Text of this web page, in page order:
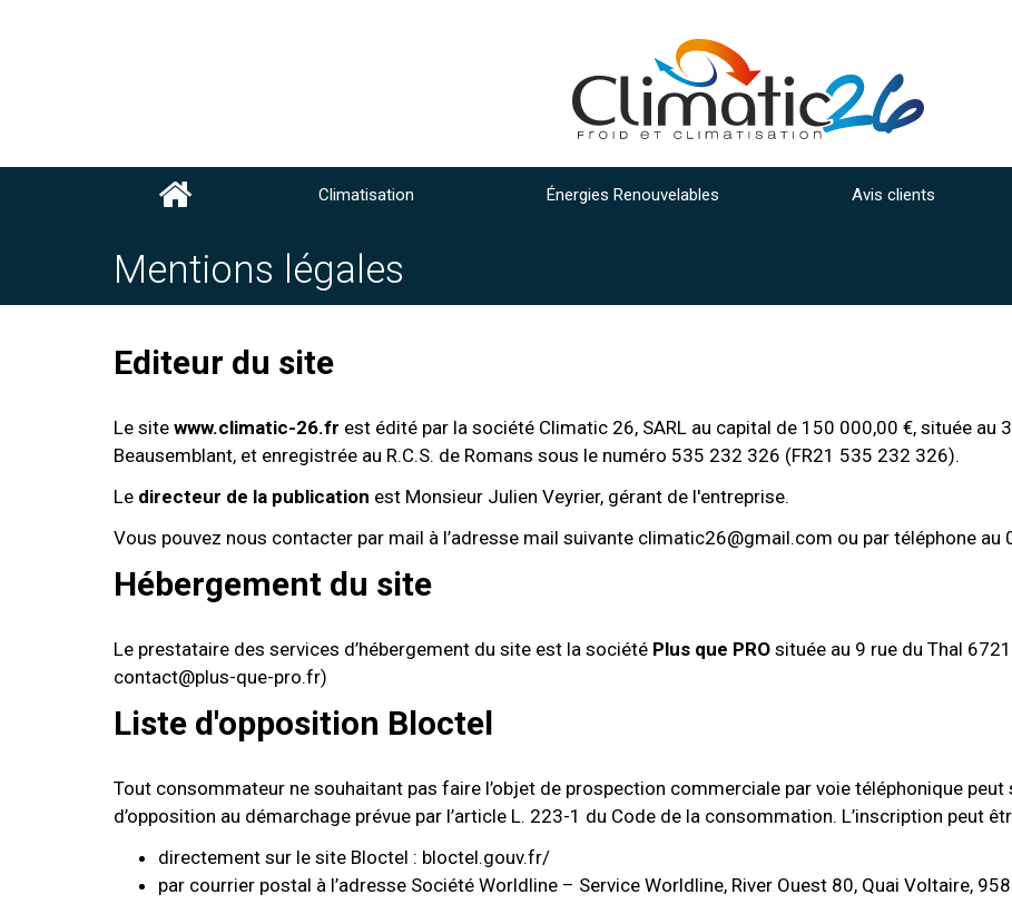
Climatisation Énergies Renouvelables Avis clients
Mentions légales
Editeur du site
Le site www.climatic-26.fr est édité par la société Climatic 26, SARL au capital de 150 000,00 €, située au
Beausemblant, et enregistrée au R.C.S. de Romans sous le numéro 535 232 326 (FR21 535 232 326).
Le directeur de la publication est Monsieur Julien Veyrier, gérant de l'entreprise.
Vous pouvez nous contacter par mail à l’adresse mail suivante climatic26@gmail.com ou par téléphone au
Hébergement du site
Le prestataire des services d’hébergement du site est la société Plus que PRO située au 9 rue du Thal
contact@plus-que-pro.fr)
Liste d'opposition Bloctel
Tout consommateur ne souhaitant pas faire l’objet de prospection commerciale par voie téléphonique
d’opposition au démarchage prévue par l’article L. 223-1 du Code de la consommation. L’inscription peut
directement sur le site Bloctel : bloctel.gouv.fr/
par courrier postal à l’adresse Société Worldline – Service Worldline, River Ouest 80, Quai Voltaire,